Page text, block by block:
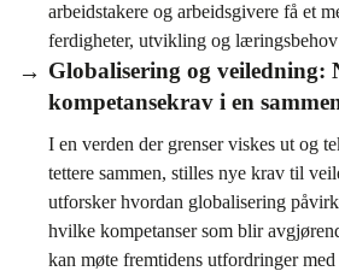
arbeidstakere og arbeidsgivere få et
ferdigheter, utvikling og
Globalisering og veiledning:
kompetansekrav i en
I en verden der grenser viskes ut og
tettere sammen, stilles nye krav til
utforsker hvordan globalisering
hvilke kompetanser som blir
kan møte fremtidens utfordringer